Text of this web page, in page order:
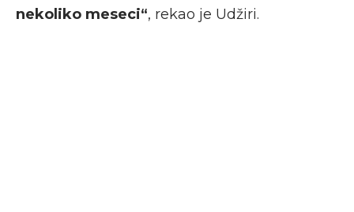
nekoliko meseci“, rekao je Udžiri.